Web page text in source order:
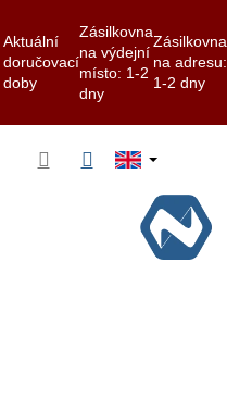
Aktuální
doručovací
doby
Zásilkovna
na výdejní
místo: 1-2
dny
Zásilkovna
na adresu:
1-2 dny